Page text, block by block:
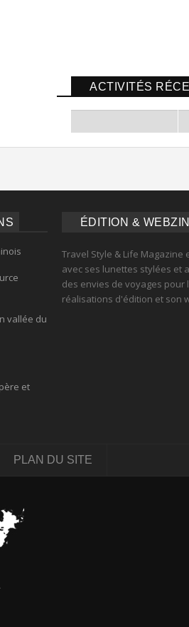
ACTIVITÉS
vallée du
et
ÉDITION &
Travel Style & Life Magazine
avec ses lunettes stylées et
des envies de voyages pour
réalisations d'édition et son
PLAN DU SITE